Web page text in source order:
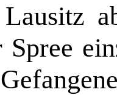
Spree